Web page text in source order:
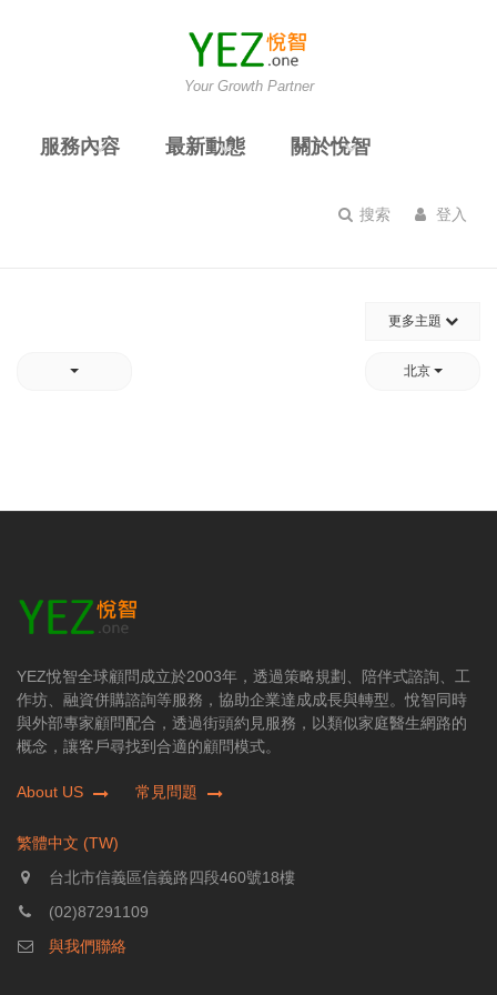
Your Growth Partner
服務內容 最新動態 關於悅智
搜索 登入
更多主題
北京
YEZ悅智全球顧問成立於2003年，透過策略規劃、陪伴式諮詢、工
作坊、融資併購諮詢等服務，協助企業達成成長與轉型。悅智同時
與外部專家顧問配合，透過街頭約見服務，以類似家庭醫生網路的
概念，讓客戶尋找到合適的顧問模式。
About US 常見問題
繁體中文 (TW)
台北市信義區信義路四段460號18樓
(02)87291109
與我們聯絡